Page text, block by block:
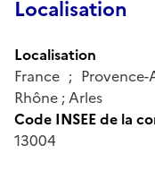
Localisation
Localisation
France ;
Rhône ; Arles
Code INSEE de la
13004